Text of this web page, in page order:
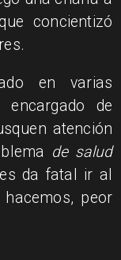
concientizó
en varias
de
atención
de salud
da fatal ir al
peor